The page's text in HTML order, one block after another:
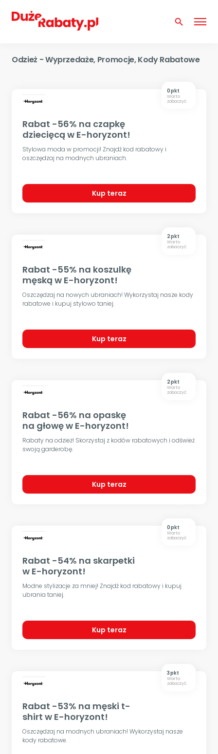
search
Odzież - Wyprzedaże, Promocje, Kody Rabatowe
0 pkt
Warto
zobaczyć
Rabat -56% na czapkę
dziecięcą w E-horyzont!
Stylowa moda w promocji! Znajdź kod rabatowy i
oszczędzaj na modnych ubraniach.
Kup teraz
2 pkt
Warto
zobaczyć
Rabat -55% na koszulkę
męską w E-horyzont!
Oszczędzaj na nowych ubraniach! Wykorzystaj nasze kody
rabatowe i kupuj stylowo taniej.
Kup teraz
2 pkt
Warto
zobaczyć
Rabat -56% na opaskę
na głowę w E-horyzont!
Rabaty na odzież! Skorzystaj z kodów rabatowych i odśwież
swoją garderobę.
Kup teraz
0 pkt
Warto
zobaczyć
Rabat -54% na skarpetki
w E-horyzont!
Modne stylizacje za mniej! Znajdź kod rabatowy i kupuj
ubrania taniej.
Kup teraz
3 pkt
Warto
zobaczyć
Rabat -53% na męski t-
shirt w E-horyzont!
Oszczędzaj na modnych ubraniach! Wykorzystaj nasze
kody rabatowe.